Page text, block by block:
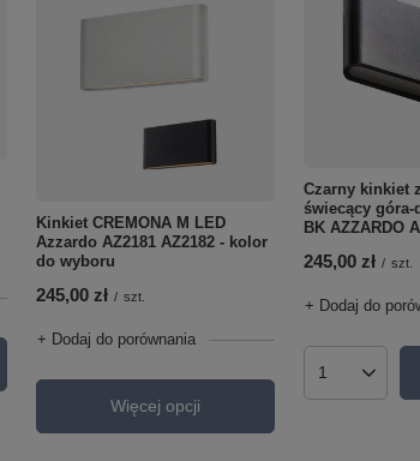
Kinkiet CREMONA M LED
Azzardo AZ2181 AZ2182 - kolor
do wyboru
245,00 zł / szt.
+ Dodaj do porównania
Więcej opcji
Czarny kinkiet
świecący góra-
BK AZZARDO
245,00 zł / szt.
+ Dodaj do
Ilość